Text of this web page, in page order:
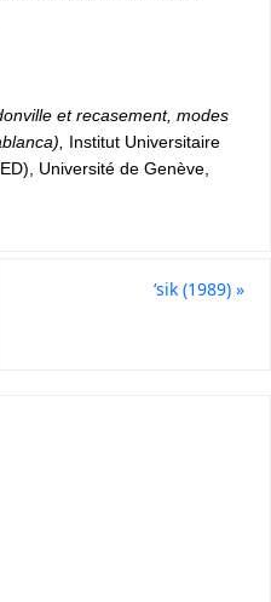
et recasement, modes
Institut Universitaire
Université de Genève,
‘sik (1989) »